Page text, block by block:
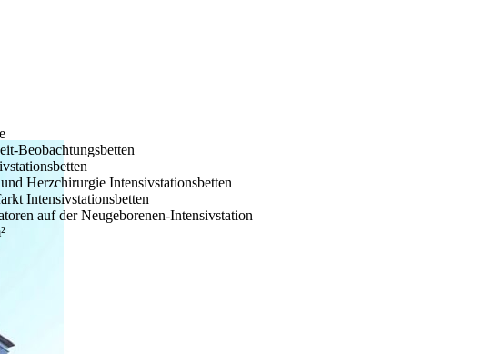
Beobachtungsbetten
Herzchirurgie Intensivstationsbetten
Intensivstationsbetten
auf der Neugeborenen-Intensivstation